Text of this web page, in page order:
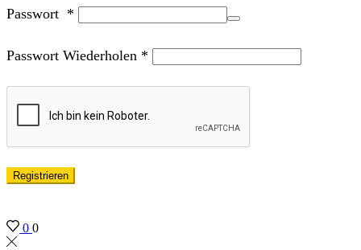
Passwort *
Passwort Wiederholen *
Registrieren
0 0